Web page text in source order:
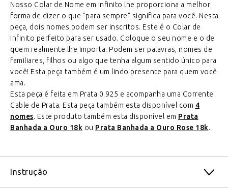
Nosso Colar de Nome em Infinito lhe proporciona a melhor
forma de dizer o que "para sempre" significa para você. Nesta
peça, dois nomes podem ser inscritos. Este é o Colar de
Infinito perfeito para ser usado. Coloque o seu nome e o de
quem realmente lhe importa. Podem ser palavras, nomes de
familiares, filhos ou algo que tenha algum sentido único para
você! Esta peça também é um lindo presente para quem você
ama.
Esta peça é feita em Prata 0.925 e acompanha uma Corrente
Cable de Prata. Esta peça também esta disponível com 4
nomes. Este produto também esta disponível em Prata
Banhada a Ouro 18k ou Prata Banhada a Ouro Rose 18k.
Instrução